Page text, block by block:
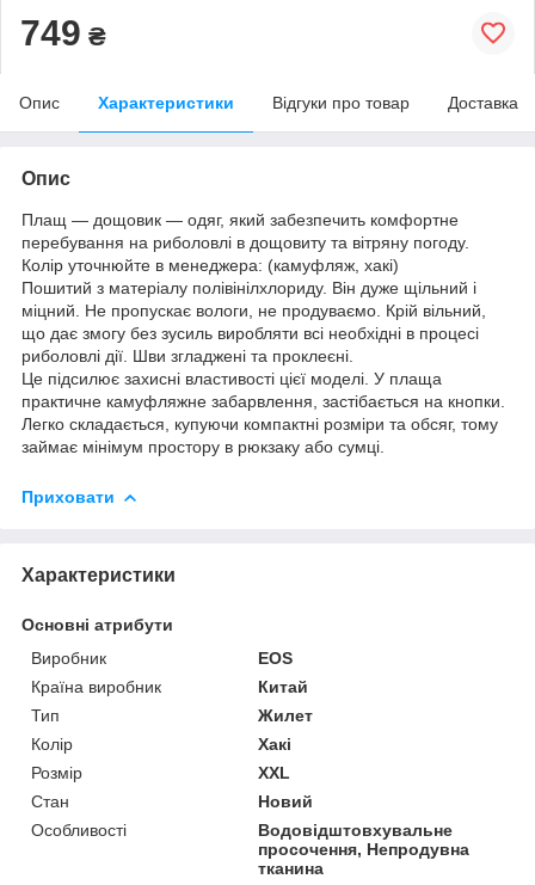
749 ₴
Опис Характеристики Відгуки про товар Доставка
Опис
Плащ — дощовик — одяг, який забезпечить комфортне
перебування на риболовлі в дощовиту та вітряну погоду.
Колір уточнюйте в менеджера: (камуфляж, хакі)
Пошитий з матеріалу полівінілхлориду. Він дуже щільний і
міцний. Не пропускає вологи, не продуваємо. Крій вільний,
що дає змогу без зусиль виробляти всі необхідні в процесі
риболовлі дії. Шви згладжені та проклеєні.
Це підсилює захисні властивості цієї моделі. У плаща
практичне камуфляжне забарвлення, застібається на кнопки.
Легко складається, купуючи компактні розміри та обсяг, тому
займає мінімум простору в рюкзаку або сумці.
Приховати
Характеристики
Основні атрибути
Виробник
EOS
Країна виробник
Китай
Тип
Жилет
Колір
Хакі
Розмір
XXL
Стан
Новий
Особливості
Водовідштовхувальне
просочення, Непродувна
тканина